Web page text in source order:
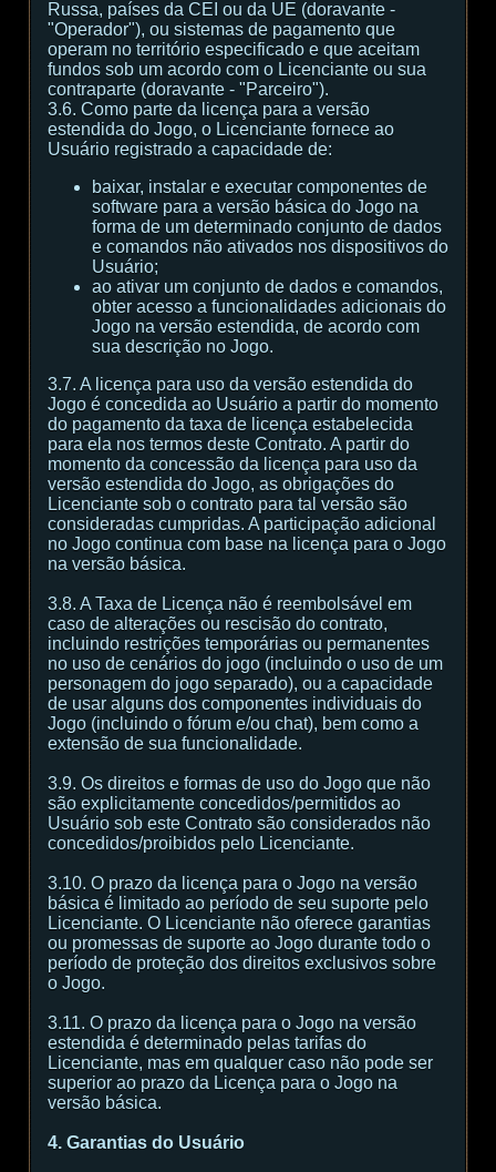
Russa, países da CEI ou da UE (doravante -
"Operador"), ou sistemas de pagamento que
operam no território especificado e que aceitam
fundos sob um acordo com o Licenciante ou sua
contraparte (doravante - "Parceiro").
3.6. Como parte da licença para a versão
estendida do Jogo, o Licenciante fornece ao
Usuário registrado a capacidade de:
baixar, instalar e executar componentes de
software para a versão básica do Jogo na
forma de um determinado conjunto de dados
e comandos não ativados nos dispositivos do
Usuário;
ao ativar um conjunto de dados e comandos,
obter acesso a funcionalidades adicionais do
Jogo na versão estendida, de acordo com
sua descrição no Jogo.
3.7. A licença para uso da versão estendida do
Jogo é concedida ao Usuário a partir do momento
do pagamento da taxa de licença estabelecida
para ela nos termos deste Contrato. A partir do
momento da concessão da licença para uso da
versão estendida do Jogo, as obrigações do
Licenciante sob o contrato para tal versão são
consideradas cumpridas. A participação adicional
no Jogo continua com base na licença para o Jogo
na versão básica.
3.8. A Taxa de Licença não é reembolsável em
caso de alterações ou rescisão do contrato,
incluindo restrições temporárias ou permanentes
no uso de cenários do jogo (incluindo o uso de um
personagem do jogo separado), ou a capacidade
de usar alguns dos componentes individuais do
Jogo (incluindo o fórum e/ou chat), bem como a
extensão de sua funcionalidade.
3.9. Os direitos e formas de uso do Jogo que não
são explicitamente concedidos/permitidos ao
Usuário sob este Contrato são considerados não
concedidos/proibidos pelo Licenciante.
3.10. O prazo da licença para o Jogo na versão
básica é limitado ao período de seu suporte pelo
Licenciante. O Licenciante não oferece garantias
ou promessas de suporte ao Jogo durante todo o
período de proteção dos direitos exclusivos sobre
o Jogo.
3.11. O prazo da licença para o Jogo na versão
estendida é determinado pelas tarifas do
Licenciante, mas em qualquer caso não pode ser
superior ao prazo da Licença para o Jogo na
versão básica.
4. Garantias do Usuário